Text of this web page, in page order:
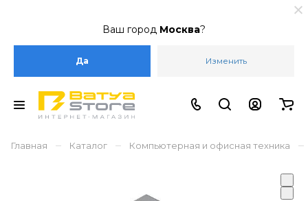
Ваш город Москва?
Да Изменить
Главная – Каталог – Компьютерная и офисная техника –